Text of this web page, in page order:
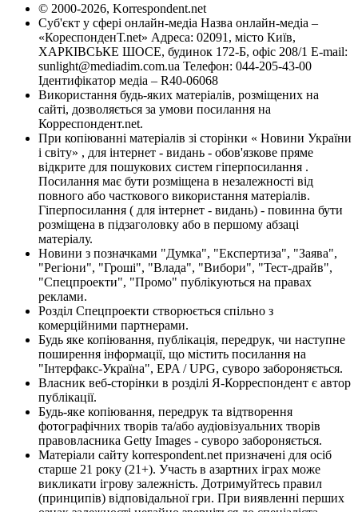
© 2000-2026, Korrespondent.net
Суб'єкт у сфері онлайн-медіа Назва онлайн-медіа –
«КореспонденТ.net» Адреса: 02091, місто Київ,
ХАРКІВСЬКЕ ШОСЕ, будинок 172-Б, офіс 208/1 E-mail:
sunlight@mediadim.com.ua Телефон: 044-205-43-00
Ідентифікатор медіа – R40-06068
Використання будь-яких матеріалів, розміщених на
сайті, дозволяється за умови посилання на
Корреспондент.net.
При копіюванні матеріалів зі сторінки « Новини України
і світу» , для інтернет - видань - обов'язкове пряме
відкрите для пошукових систем гіперпосилання .
Посилання має бути розміщена в незалежності від
повного або часткового використання матеріалів.
Гіперпосилання ( для інтернет - видань) - повинна бути
розміщена в підзаголовку або в першому абзаці
матеріалу.
Новини з позначками "Думка", "Експертиза", "Заява",
"Регіони", "Гроші", "Влада", "Вибори", "Тест-драйв",
"Спецпроекти", "Промо" публікуються на правах
реклами.
Розділ Спецпроекти створюється спільно з
комерційними партнерами.
Будь яке копіювання, публікація, передрук, чи наступне
поширення інформації, що містить посилання на
"Інтерфакс-Україна", EPA / UPG, суворо забороняється.
Власник веб-сторінки в розділі Я-Корреспондент є автор
публікації.
Будь-яке копіювання, передрук та відтворення
фотографічних творів та/або аудіовізуальних творів
правовласника Getty Images - суворо забороняється.
Матеріали сайту korrespondent.net призначені для осіб
старше 21 року (21+). Участь в азартних іграх може
викликати ігрову залежність. Дотримуйтесь правил
(принципів) відповідальної гри. При виявленні перших